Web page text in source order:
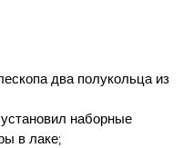
два полукольца из
наборные
в лаке;